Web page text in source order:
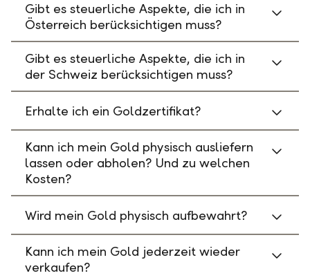
Gibt es steuerliche Aspekte, die ich in
Österreich berücksichtigen muss?
Gibt es steuerliche Aspekte, die ich in
der Schweiz berücksichtigen muss?
Erhalte ich ein Goldzertifikat?
Kann ich mein Gold physisch ausliefern
lassen oder abholen? Und zu welchen
Kosten?
Wird mein Gold physisch aufbewahrt?
Kann ich mein Gold jederzeit wieder
verkaufen?